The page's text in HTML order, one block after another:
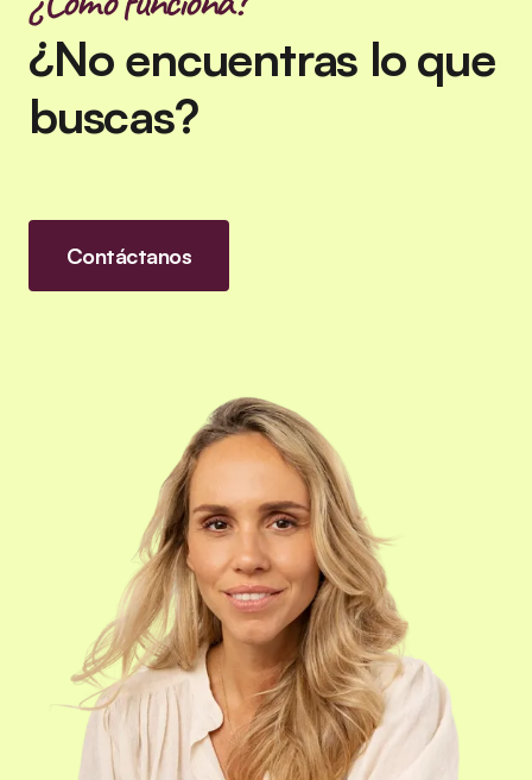
¿No encuentras lo que
buscas?
Contáctanos